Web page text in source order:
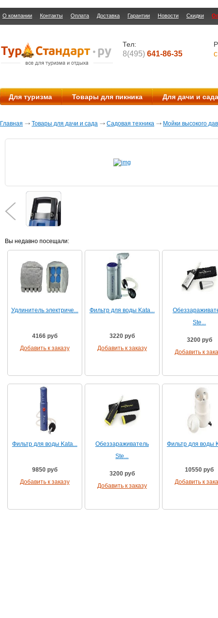
О компании Контакты Оплата Доставка Гарантии Новости Скидки
Тел:
8(495) 641-86-35
Для туризма Товары для пикника Для дачи и сада
Главная Товары для дачи и сада Садовая техника Мойки высокого
Вы недавно посещали:
Удлинитель электриче...
4166 руб
Добавить к заказу
Фильтр для воды Kata...
3220 руб
Добавить к заказу
Ste...
3200 руб
Добавить к
Фильтр для воды Kata...
9850 руб
Добавить к заказу
Обеззараживатель
Ste...
3200 руб
Добавить к заказу
Фильтр для воды
10550 руб
Добавить к